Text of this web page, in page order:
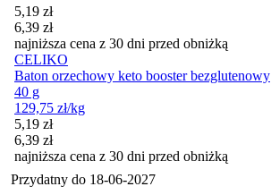
Cena promocyjna
5,19 zł
6,39 zł
najniższa cena z 30 dni przed obniżką
CELIKO
Baton orzechowy keto booster bezglutenowy
40 g
129,75 zł/kg
Cena promocyjna
5,19 zł
6,39 zł
najniższa cena z 30 dni przed obniżką
Przydatny do 18-06-2027